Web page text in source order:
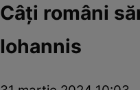
Câți români
Iohannis